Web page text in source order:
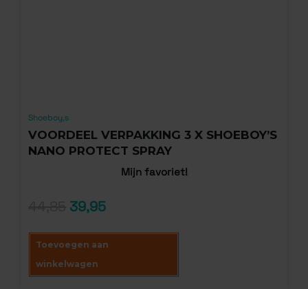
Shoeboy,s
VOORDEEL VERPAKKING 3 X SHOEBOY’S
NANO PROTECT SPRAY
Mijn favoriet!
39,95
Toevoegen aan
winkelwagen